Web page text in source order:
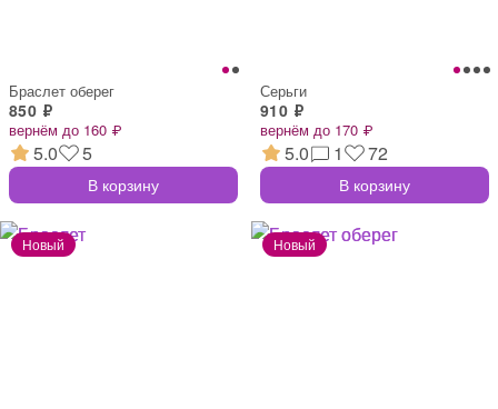
Браслет оберег
850 ₽
вернём до 160 ₽
5.0 5
В корзину
Серьги
910 ₽
вернём до 170 ₽
5.0 1 72
В корзину